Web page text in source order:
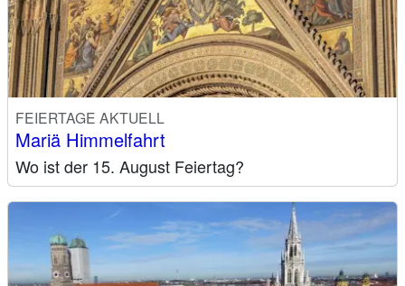
FEIERTAGE AKTUELL
Mariä Himmelfahrt
Wo ist der 15. August Feiertag?